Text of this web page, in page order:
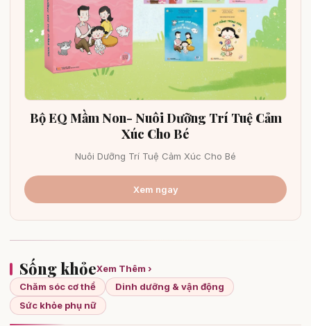
Bộ EQ Mầm Non- Nuôi Dưỡng Trí Tuệ Cảm
Xúc Cho Bé
Nuôi Dưỡng Trí Tuệ Cảm Xúc Cho Bé
Xem ngay
Sống khỏe
Chăm sóc cơ thể
Dinh dưỡng & vận động
Sức khỏe phụ nữ
Xem Thêm ›